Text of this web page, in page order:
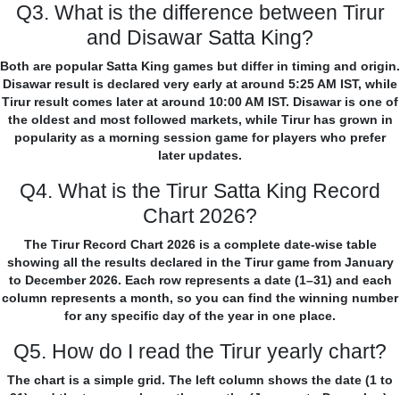
Q3. What is the difference between Tirur
and Disawar Satta King?
Both are popular Satta King games but differ in timing and origin.
Disawar result is declared very early at around 5:25 AM IST, while
Tirur result comes later at around 10:00 AM IST. Disawar is one of
the oldest and most followed markets, while Tirur has grown in
popularity as a morning session game for players who prefer
later updates.
Q4. What is the Tirur Satta King Record
Chart 2026?
The Tirur Record Chart 2026 is a complete date-wise table
showing all the results declared in the Tirur game from January
to December 2026. Each row represents a date (1–31) and each
column represents a month, so you can find the winning number
for any specific day of the year in one place.
Q5. How do I read the Tirur yearly chart?
The chart is a simple grid. The left column shows the date (1 to